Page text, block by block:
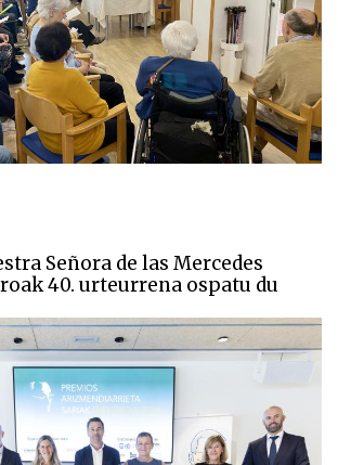
Señora de las Mercedes
40. urteurrena ospatu du